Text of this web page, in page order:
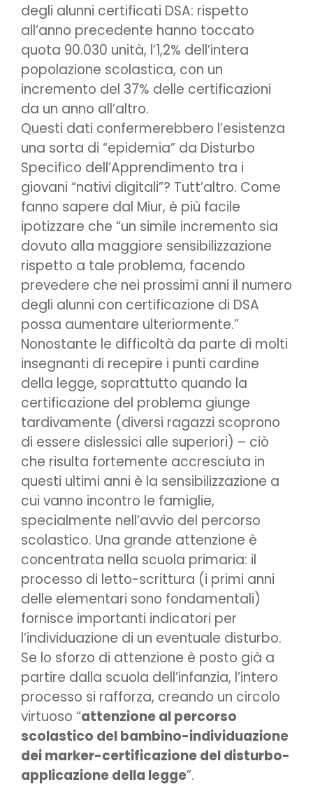
degli alunni certificati DSA: rispetto
all’anno precedente hanno toccato
quota 90.030 unità, l’1,2% dell’intera
popolazione scolastica, con un
incremento del 37% delle certificazioni
da un anno all’altro.
Questi dati confermerebbero l’esistenza
una sorta di “epidemia” da Disturbo
Specifico dell’Apprendimento tra i
giovani “nativi digitali”? Tutt’altro. Come
fanno sapere dal Miur, è più facile
ipotizzare che “un simile incremento sia
dovuto alla maggiore sensibilizzazione
rispetto a tale problema, facendo
prevedere che nei prossimi anni il numero
degli alunni con certificazione di DSA
possa aumentare ulteriormente.”
Nonostante le difficoltà da parte di molti
insegnanti di recepire i punti cardine
della legge, soprattutto quando la
certificazione del problema giunge
tardivamente (diversi ragazzi scoprono
di essere dislessici alle superiori) – ciò
che risulta fortemente accresciuta in
questi ultimi anni è la sensibilizzazione a
cui vanno incontro le famiglie,
specialmente nell’avvio del percorso
scolastico. Una grande attenzione è
concentrata nella scuola primaria: il
processo di letto-scrittura (i primi anni
delle elementari sono fondamentali)
fornisce importanti indicatori per
l’individuazione di un eventuale disturbo.
Se lo sforzo di attenzione è posto già a
partire dalla scuola dell’infanzia, l’intero
processo si rafforza, creando un circolo
virtuoso “attenzione al percorso
scolastico del bambino-individuazione
dei marker-certificazione del disturbo-
applicazione della legge”.